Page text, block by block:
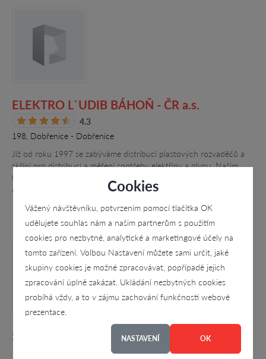
Cookies
Vážený návštěvníku, potvrzením pomocí tlačítka OK
udělujete souhlas nám a našim partnerům s použitím
cookies pro nezbytné, analytické a marketingové účely na
tomto zařízení. Volbou Nastavení můžete sami určit, jaké
skupiny cookies je možné zpracovávat, popřípadě jejich
zpracování úplně zakázat. Ukládání nezbytných cookies
probíhá vždy, a to v zájmu zachování funkčnosti webové
prezentace.
NASTAVENÍ OK
ELEKTRO L`UDIB BÁHOŇ - ČR a.s.
4.3
198, Dobřenice - Dobřenice
Již od roku 1997 se zabýváme distribucí plastových rozvaděčů a
skříní pro distribuci a měření spotřeby elektřiny a plynu. Naším
typickým zákazníkem jsou velkoobchody s elektromateriálem,
avšak díky…
Stanislav JELÍNEK